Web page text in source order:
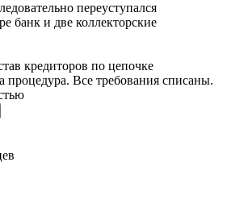
переуступался
банк и две коллекторские
кредиторов по цепочке
процедура. Все требования списаны.